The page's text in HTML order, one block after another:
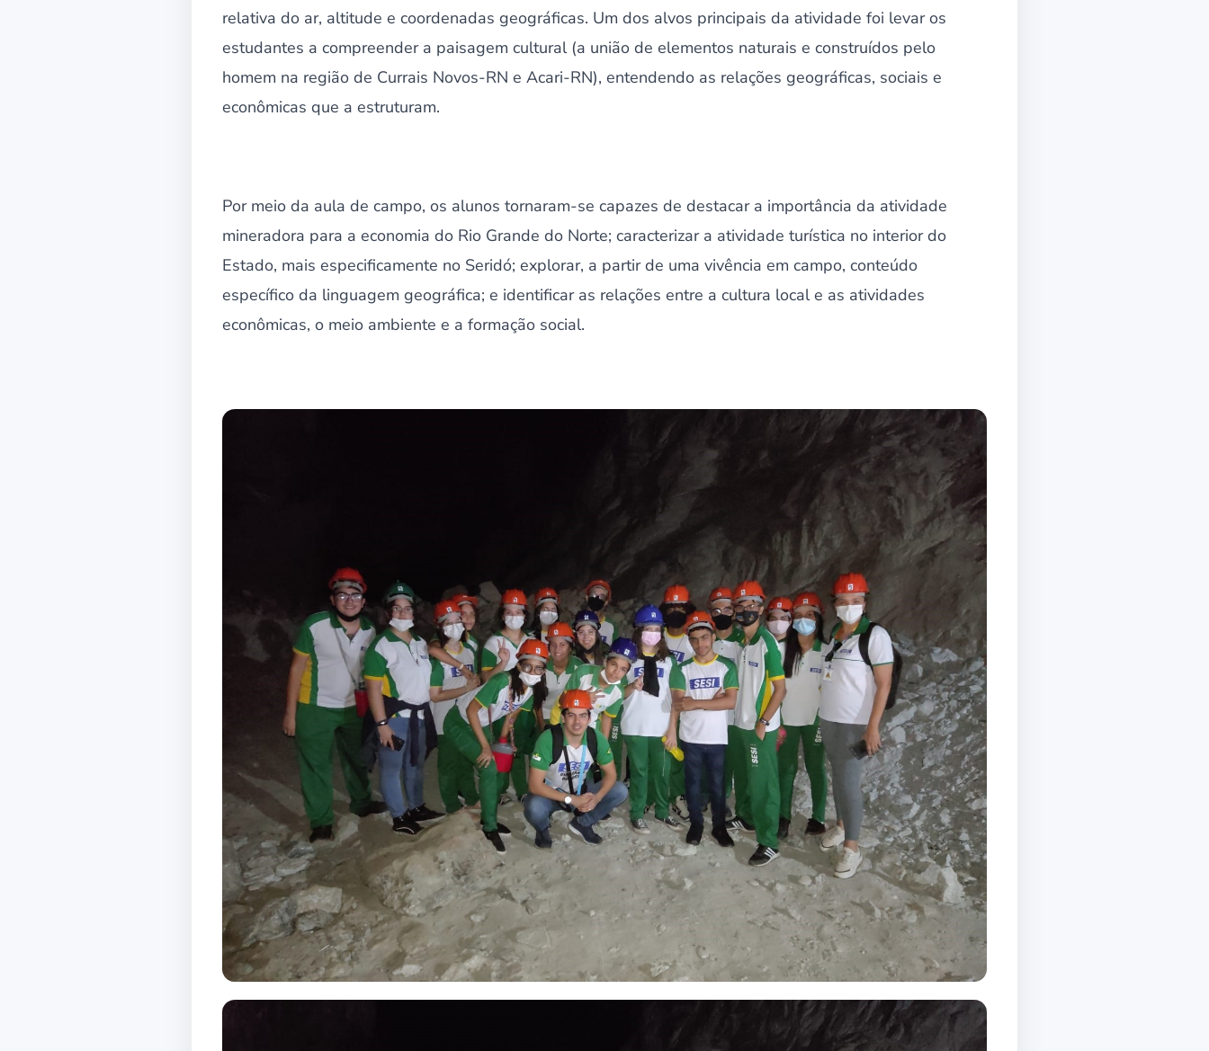
relativa do ar, altitude e coordenadas geográficas. Um dos alvos principais da atividade foi levar os
estudantes a compreender a paisagem cultural (a união de elementos naturais e construídos pelo
homem na região de Currais Novos-RN e Acari-RN), entendendo as relações geográficas, sociais e
econômicas que a estruturam.
Por meio da aula de campo, os alunos tornaram-se capazes de destacar a importância da atividade
mineradora para a economia do Rio Grande do Norte; caracterizar a atividade turística no interior do
Estado, mais especificamente no Seridó; explorar, a partir de uma vivência em campo, conteúdo
específico da linguagem geográfica; e identificar as relações entre a cultura local e as atividades
econômicas, o meio ambiente e a formação social.